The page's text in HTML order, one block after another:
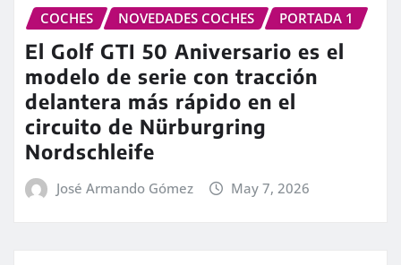
COCHES NOVEDADES COCHES PORTADA 1
El Golf GTI 50 Aniversario es el
modelo de serie con tracción
delantera más rápido en el
circuito de Nürburgring
Nordschleife
José Armando Gómez May 7, 2026